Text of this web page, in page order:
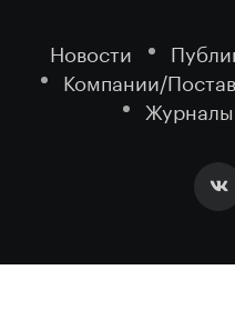
Новости
Компании/
Журналы